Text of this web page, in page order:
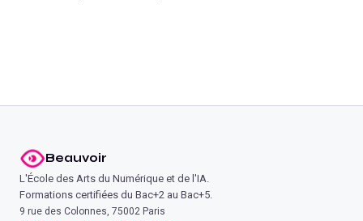
Beauvoir
L'École des Arts du Numérique et de l'IA.
Formations certifiées du Bac+2 au Bac+5.
9 rue des Colonnes, 75002 Paris